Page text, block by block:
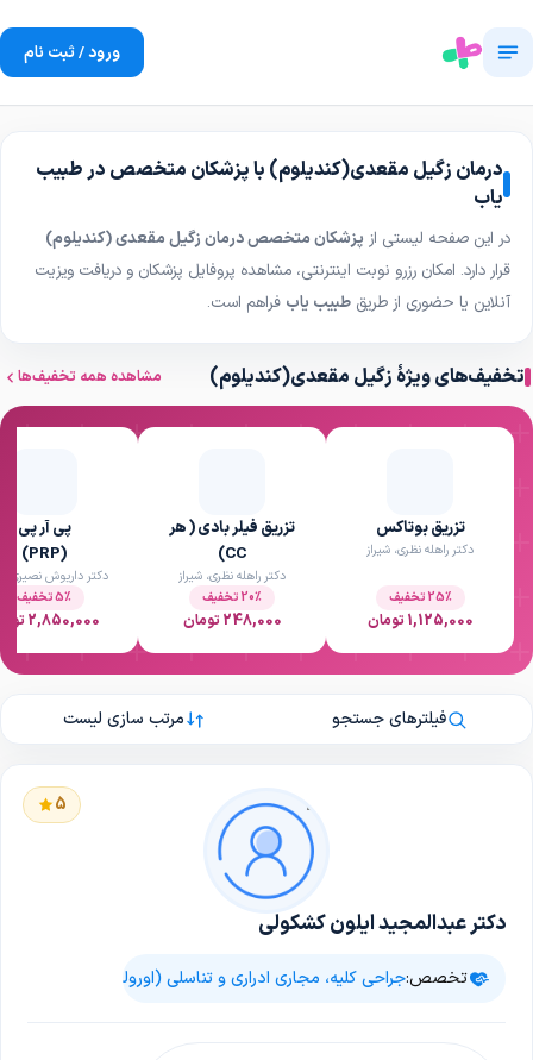
ورود / ثبت نام
درمان زگیل مقعدی(کندیلوم) با پزشکان متخصص در طبیب
یاب
در این صفحه لیستی از پزشکان متخصص درمان زگیل مقعدی (کندیلوم)
قرار دارد. امکان رزرو نوبت اینترنتی، مشاهده پروفایل پزشکان و دریافت ویزیت
آنلاین یا حضوری از طریق طبیب یاب فراهم است.
تخفیف‌های ویژهٔ زگیل مقعدی(کندیلوم) مشاهده همه تخفیف‌ها
تزریق بوتاکس
دکتر راهله نظری، شیراز
25٪ تخفیف
1,125,000 تومان
تزریق فیلر بادی ( هر
CC)
دکتر راهله نظری، شیراز
20٪ تخفیف
248,000 تومان
پی آر پی
(PRP)
دکتر داریوش نصیری،
5٪ تخفیف
2,850,000 تومان
فیلترهای جستجو مرتب سازی لیست
5
دکتر عبدالمجید ایلون کشکولی
تخصص:جراحی کلیه، مجاری ادراری و تناسلی (اورولوژی)